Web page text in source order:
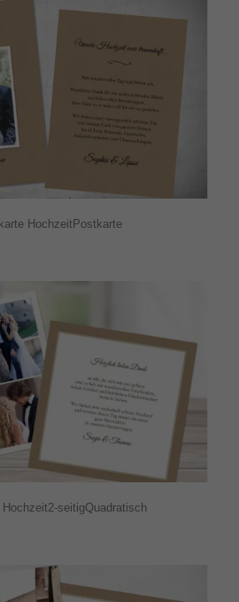
HochzeitPostkarte
Hochzeit2-seitigQuadratisch